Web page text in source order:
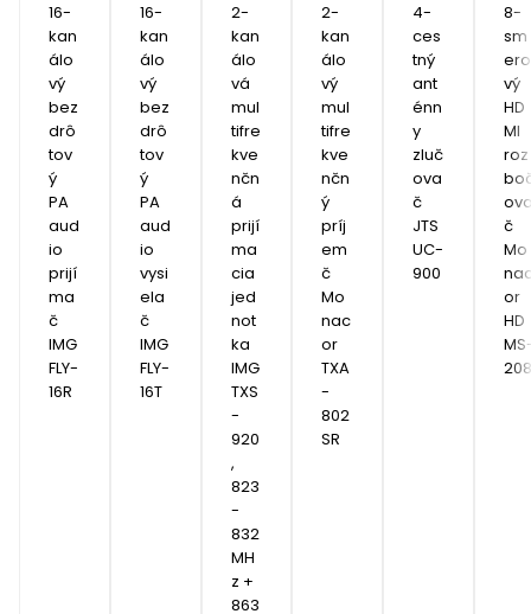
16-
kan
álo
vý
bez
drô
tov
ý
PA
aud
io
prijí
ma
č
IMG
FLY-
16R
16-
kan
álo
vý
bez
drô
tov
ý
PA
aud
io
vysi
ela
č
IMG
FLY-
16T
2-
kan
álo
vá
mul
tifre
kve
nčn
á
prijí
ma
cia
jed
not
ka
IMG
TXS
-
920
,
823
-
832
MH
z +
863
2-
kan
álo
vý
mul
tifre
kve
nčn
ý
príj
em
č
Mo
nac
or
TXA
-
802
SR
4-
ces
tný
ant
énn
y
zluč
ova
č
JTS
UC-
900
8-
sm
ero
vý
HD
MI
roz
č
Mo
or
HD
208